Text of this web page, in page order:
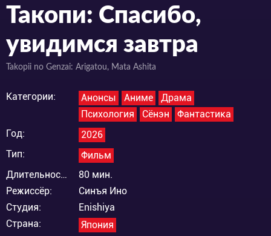
Такопи: Спасибо,
увидимся завтра
Takopii no Genzai: Arigatou, Mata Ashita
Категории: Анонсы Аниме
Драма
Психология
Сёнэн
Фантастика
Год:
2026
Тип:
Фильм
Длительность:
80 мин.
Режиссёр:
Синъя Ино
Студия:
Enishiya
Страна:
Япония